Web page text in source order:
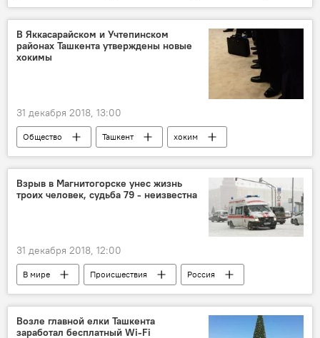
электричество
В Яккасарайском и Учтепинском
районах Ташкента утверждены новые
хокимы
31 декабря 2018, 13:00
Общество Ташкент
хоким
Хокимият
Взрыв в Магнитогорске унес жизнь
троих человек, судьба 79 - неизвестна
31 декабря 2018, 12:00
В мире Происшествия
Россия
Челябинск
Возле главной елки Ташкента
заработал бесплатный Wi-Fi